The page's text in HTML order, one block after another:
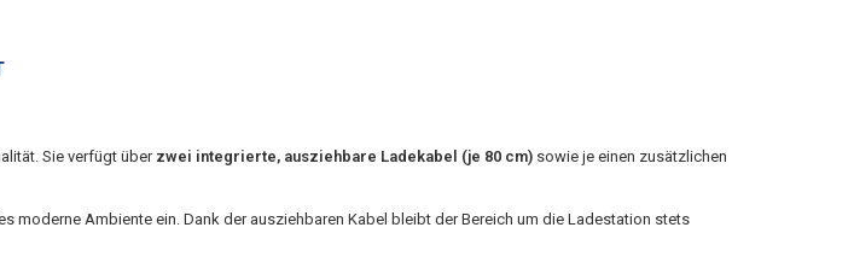
Sie verfügt über zwei integrierte, ausziehbare Ladekabel (je 80 cm) sowie je einen zusätzlichen
Ambiente ein. Dank der ausziehbaren Kabel bleibt der Bereich um die Ladestation stets